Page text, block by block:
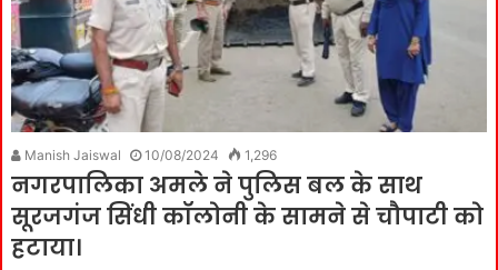
Manish Jaiswal 10/08/2024 1,296
नगरपालिका अमले ने पुलिस बल के साथ
सूरजगंज सिंधी कॉलोनी के सामने से चौपाटी को
हटाया।